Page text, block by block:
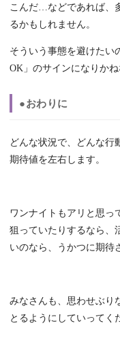
こんだ…などであれば、
るかもしれません。
そういう事態を避けたい
OK」のサインになりか
●おわりに
どんな状況で、どんな行
期待値を左右します。
ワンナイトもアリと思っ
狙っていたりするなら、
いのなら、うかつに期待
みなさんも、思わせぶり
とるようにしていってく